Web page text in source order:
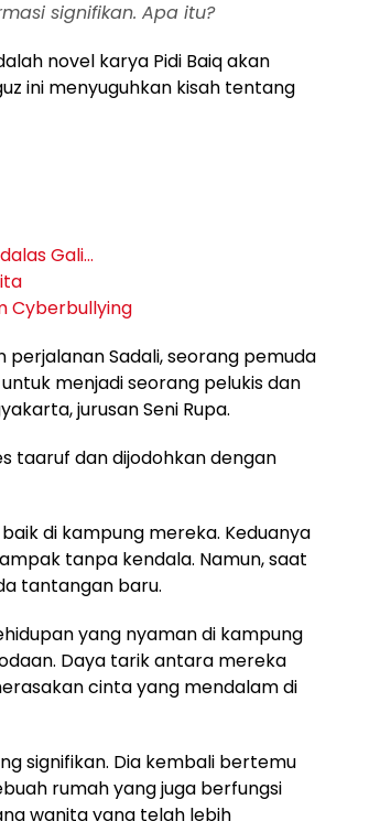
signifikan. Apa itu?
novel karya Pidi Baiq akan
ini menyuguhkan kisah tentang
Gali…
Cyberbullying
perjalanan Sadali, seorang pemuda
menjadi seorang pelukis dan
jurusan Seni Rupa.
taaruf dan dijodohkan dengan
di kampung mereka. Keduanya
tanpa kendala. Namun, saat
tantangan baru.
yang nyaman di kampung
Daya tarik antara mereka
cinta yang mendalam di
signifikan. Dia kembali bertemu
rumah yang juga berfungsi
wanita yang telah lebih